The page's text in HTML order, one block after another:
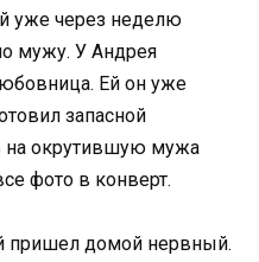
уже через неделю
мужу. У Андрея
Ей он уже
запасной
окрутившую мужа
фото в конверт.
пришел домой нервный.